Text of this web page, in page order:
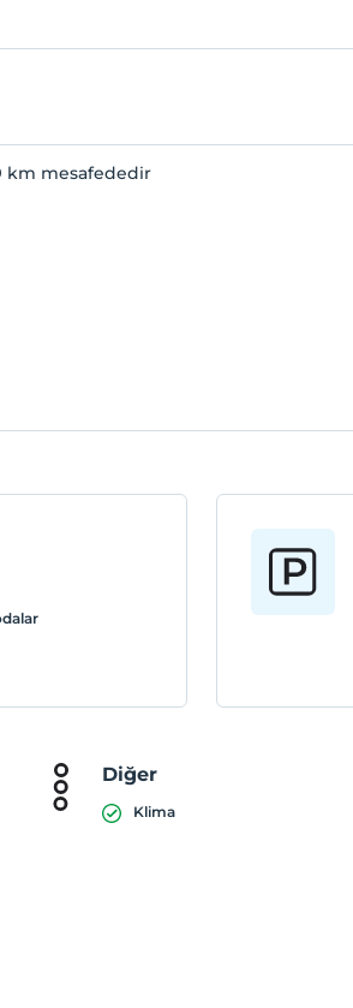
km mesafededir
Diğer
Klima